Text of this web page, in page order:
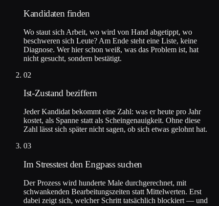
Kandidaten finden
Wo staut sich Arbeit, wo wird von Hand abgetippt, wo
beschweren sich Leute? Am Ende steht eine Liste, keine
Diagnose. Wer hier schon weiß, was das Problem ist, hat
nicht gesucht, sondern bestätigt.
02
Ist-Zustand beziffern
Jeder Kandidat bekommt eine Zahl: was er heute pro Jahr
kostet, als Spanne statt als Scheingenauigkeit. Ohne diese
Zahl lässt sich später nicht sagen, ob sich etwas gelohnt hat.
03
Im Stresstest den Engpass suchen
Der Prozess wird hunderte Male durchgerechnet, mit
schwankenden Bearbeitungszeiten statt Mittelwerten. Erst
dabei zeigt sich, welcher Schritt tatsächlich blockiert — und